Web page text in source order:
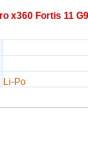
x360 Fortis 11
Li-Po